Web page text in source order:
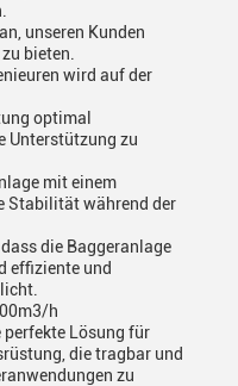
unseren Kunden
bieten.
wird auf der
optimal
Unterstützung zu
mit einem
Stabilität während der
die Baggeranlage
effiziente und
h
Lösung für
die tragbar und
zu